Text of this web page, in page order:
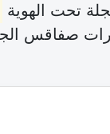
تحت الهوية